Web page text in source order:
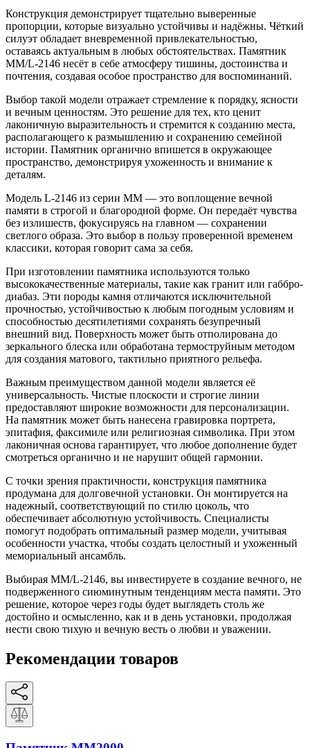
Конструкция демонстрирует тщательно выверенные
пропорции, которые визуально устойчивы и надёжны. Чёткий
силуэт обладает вневременной привлекательностью,
оставаясь актуальным в любых обстоятельствах. Памятник
ММ/L-2146 несёт в себе атмосферу тишины, достоинства и
почтения, создавая особое пространство для воспоминаний.
Выбор такой модели отражает стремление к порядку, ясности
и вечным ценностям. Это решение для тех, кто ценит
лаконичную выразительность и стремится к созданию места,
располагающего к размышлению и сохранению семейной
истории. Памятник органично впишется в окружающее
пространство, демонстрируя ухоженность и внимание к
деталям.
Модель L-2146 из серии ММ — это воплощение вечной
памяти в строгой и благородной форме. Он передаёт чувства
без излишеств, фокусируясь на главном — сохранении
светлого образа. Это выбор в пользу проверенной временем
классики, которая говорит сама за себя.
При изготовлении памятника используются только
высококачественные материалы, такие как гранит или габбро-
диабаз. Эти породы камня отличаются исключительной
прочностью, устойчивостью к любым погодным условиям и
способностью десятилетиями сохранять безупречный
внешний вид. Поверхность может быть отполирована до
зеркального блеска или обработана термоструйным методом
для создания матового, тактильно приятного рельефа.
Важным преимуществом данной модели является её
универсальность. Чистые плоскости и строгие линии
предоставляют широкие возможности для персонализации.
На памятник может быть нанесена гравировка портрета,
эпитафия, факсимиле или религиозная символика. При этом
лаконичная основа гарантирует, что любое дополнение будет
смотреться органично и не нарушит общей гармонии.
С точки зрения практичности, конструкция памятника
продумана для долговечной установки. Он монтируется на
надежный, соответствующий по стилю цоколь, что
обеспечивает абсолютную устойчивость. Специалисты
помогут подобрать оптимальный размер модели, учитывая
особенности участка, чтобы создать целостный и ухоженный
мемориальный ансамбль.
Выбирая ММ/L-2146, вы инвестируете в создание вечного, не
подверженного сиюминутным тенденциям места памяти. Это
решение, которое через годы будет выглядеть столь же
достойно и осмысленно, как и в день установки, продолжая
нести свою тихую и вечную весть о любви и уважении.
Рекомендации товаров